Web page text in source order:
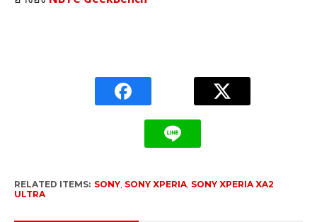
RELATED ITEMS: SONY, SONY XPERIA, SONY XPERIA XA2
ULTRA